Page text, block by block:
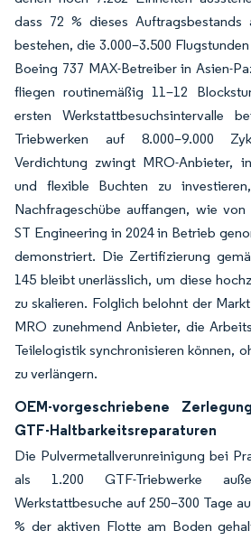
dass 72 % dieses Auftragsbestands
bestehen, die 3.000–3.500
Boeing 737 MAX-Betreiber in Asien-
fliegen routinemäßig 11–12
ersten Werkstattbesuchsintervalle
Triebwerken auf 8.000–9.000
Verdichtung zwingt MRO-Anbieter,
und flexible Buchten zu
Nachfrageschübe auffangen, wie von
ST Engineering in 2024 in Betrieb
demonstriert. Die Zertifizierung
145 bleibt unerlässlich, um diese
zu skalieren. Folglich belohnt der
MRO zunehmend Anbieter, die
Teilelogistik synchronisieren können,
zu verlängern.
OEM-vorgeschriebene
GTF-Haltbarkeitsreparaturen
Die Pulvermetallverunreinigung bei
als 1.200 GTF-Triebwerke
Werkstattbesuche auf 250–300 Tage
% der aktiven Flotte am Boden